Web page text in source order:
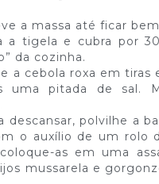
a massa até ficar
a tigela e cubra por
da cozinha.
a cebola roxa em
uma pitada de sal.
descansar, polvilhe a
o auxílio de um rolo
as em uma
mussarela e